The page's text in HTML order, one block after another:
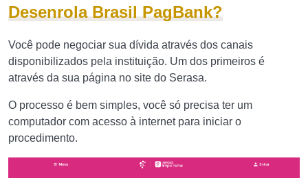
Desenrola Brasil PagBank?
Você pode negociar sua dívida através dos canais
disponibilizados pela instituição. Um dos primeiros é
através da sua página no site do Serasa.
O processo é bem simples, você só precisa ter um
computador com acesso à internet para iniciar o
procedimento.